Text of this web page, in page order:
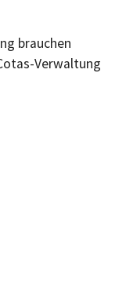
brauchen
Verwaltung